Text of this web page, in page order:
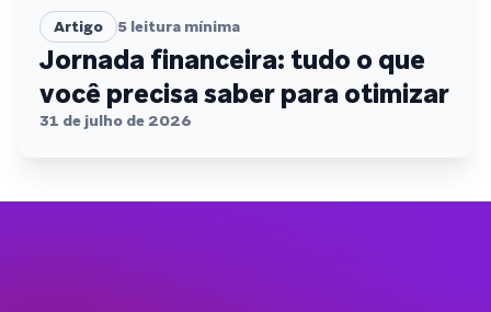
Artigo 5 leitura mínima
Jornada financeira: tudo o que
você precisa saber para otimizar
31 de julho de 2026